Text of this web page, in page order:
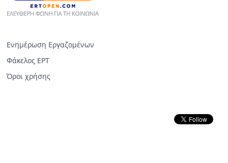
Ενημέρωση Εργαζομένων
Φάκελος ΕΡΤ
Όροι χρήσης